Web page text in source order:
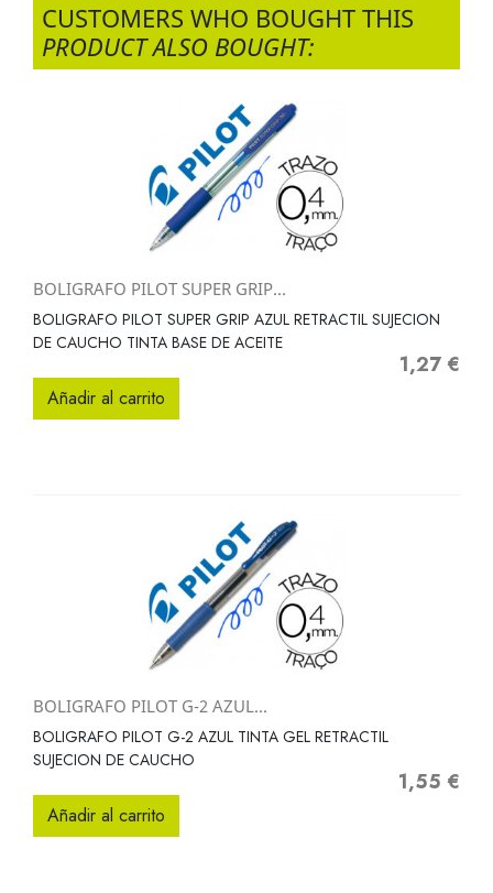
CUSTOMERS WHO BOUGHT THIS
PRODUCT ALSO BOUGHT:
BOLIGRAFO PILOT SUPER GRIP...
BOLIGRAFO PILOT SUPER GRIP AZUL RETRACTIL SUJECION
DE CAUCHO TINTA BASE DE ACEITE
Precio
1,27 €
Añadir al carrito
BOLIGRAFO PILOT G-2 AZUL...
BOLIGRAFO PILOT G-2 AZUL TINTA GEL RETRACTIL
SUJECION DE CAUCHO
Precio
1,55 €
Añadir al carrito